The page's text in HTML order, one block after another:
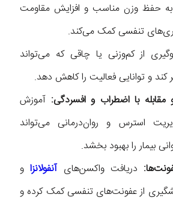
حفظ وزن مناسب و افزایش مقاومت
تنفسی کمک می‌کند.
از کم‌وزنی یا چاقی که می‌تواند
کند و توانایی فعالیت را کاهش دهد.
با اضطراب و افسردگی: آموزش
استرس و روان‌درمانی می‌تواند
بیمار را بهبود بخشد.
دریافت واکسن‌هایآنفولانزاو
از عفونت‌های تنفسی کمک کرده و